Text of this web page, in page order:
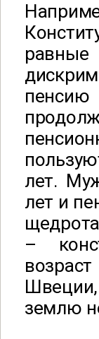
лет.
лет и
–
землю